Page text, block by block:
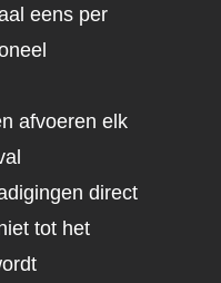
eens per
afvoeren elk
direct
tot het